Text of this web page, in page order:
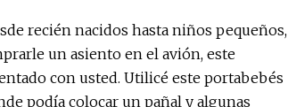
recién nacidos hasta niños pequeños,
un asiento en el avión, este
con usted. Utilicé este portabebés
podía colocar un pañal y algunas